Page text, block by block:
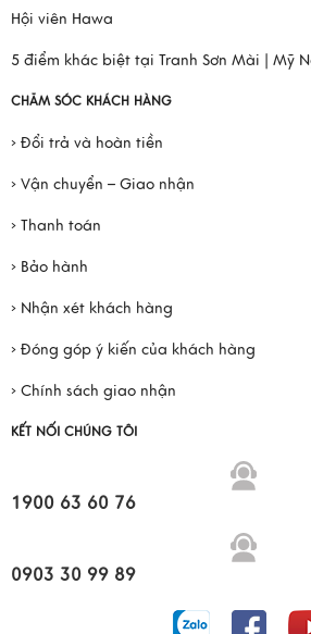
Hội viên Hawa
5 điểm khác biệt tại Tranh Sơn Mài | Mỹ
CHĂM SÓC KHÁCH HÀNG
› Đổi trả và hoàn tiền
› Vận chuyển – Giao nhận
› Thanh toán
› Bảo hành
› Nhận xét khách hàng
› Đóng góp ý kiến của khách hàng
› Chính sách giao nhận
KẾT NỐI CHÚNG TÔI
1900 63 60 76
0903 30 99 89